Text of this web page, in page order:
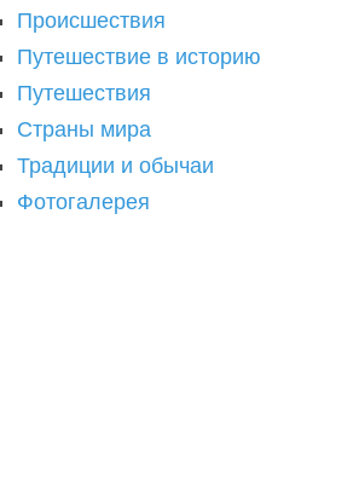
Происшествия
Путешествие в историю
Путешествия
Страны мира
Традиции и обычаи
Фотогалерея